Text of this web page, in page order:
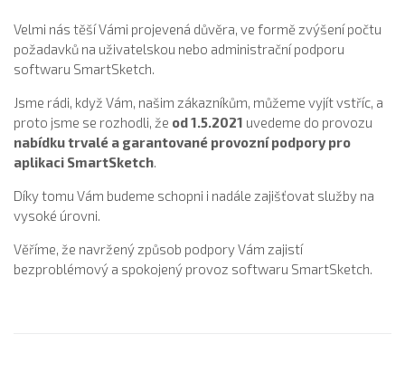
Velmi nás těší Vámi projevená důvěra, ve formě zvýšení počtu
požadavků na uživatelskou nebo administrační podporu
softwaru SmartSketch.
Jsme rádi, když Vám, našim zákazníkům, můžeme vyjít vstříc, a
proto jsme se rozhodli, že od 1.5.2021 uvedeme do provozu
nabídku trvalé a garantované provozní podpory pro
aplikaci SmartSketch.
Díky tomu Vám budeme schopni i nadále zajišťovat služby na
vysoké úrovni.
Věříme, že navržený způsob podpory Vám zajistí
bezproblémový a spokojený provoz softwaru SmartSketch.